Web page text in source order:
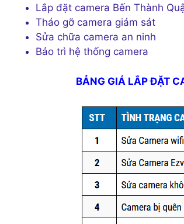
Lắp đặt camera Bến Thành
Tháo gỡ camera giám sát
Sửa chữa camera an ninh
Bảo trì hệ thống camera
BẢNG GIÁ LẮP ĐẶT